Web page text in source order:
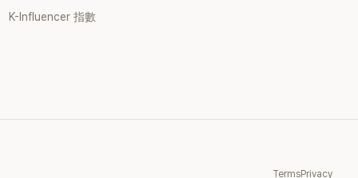
解散
入
情方
她經
K-Influencer 指數
TermsPrivacy